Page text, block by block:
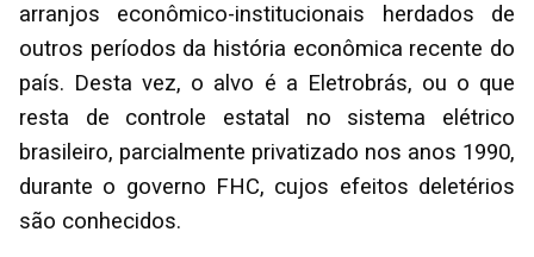
arranjos econômico-institucionais herdados de
outros períodos da história econômica recente do
país. Desta vez, o alvo é a Eletrobrás, ou o que
resta de controle estatal no sistema elétrico
brasileiro, parcialmente privatizado nos anos 1990,
durante o governo FHC, cujos efeitos deletérios
são conhecidos.